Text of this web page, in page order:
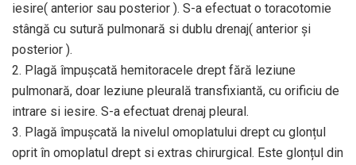
iesire( anterior sau posterior ). S-a efectuat o toracotomie
stângă cu sutură pulmonară si dublu drenaj( anterior și
posterior ).
2. Plagă împușcată hemitoracele drept fără leziune
pulmonară, doar leziune pleurală transfixiantă, cu orificiu de
intrare si iesire. S-a efectuat drenaj pleural.
3. Plagă împușcată la nivelul omoplatului drept cu glonțul
oprit în omoplatul drept si extras chirurgical. Este glonțul din